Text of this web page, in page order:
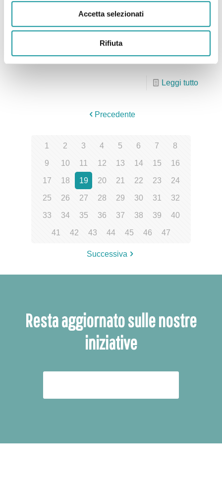
Accetta selezionati
Rifiuta
cambiamento dopo una malattia
Il servizio di èTV sulla mostra di Ageop Ricerca
“Nuova luce in camera oscura: ritrovarsi in una
foto”; clicca qui per vedere il video.
Leggi tutto
Precedente
1 2 3 4 5 6 7 8
9 10 11 12 13 14 15 16
17 18 19 20 21 22 23 24
25 26 27 28 29 30 31 32
33 34 35 36 37 38 39 40
41 42 43 44 45 46 47
Successiva
Resta aggiornato sulle nostre
iniziative